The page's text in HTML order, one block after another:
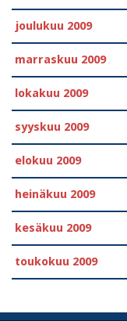
joulukuu 2009
marraskuu 2009
lokakuu 2009
syyskuu 2009
elokuu 2009
heinäkuu 2009
kesäkuu 2009
toukokuu 2009